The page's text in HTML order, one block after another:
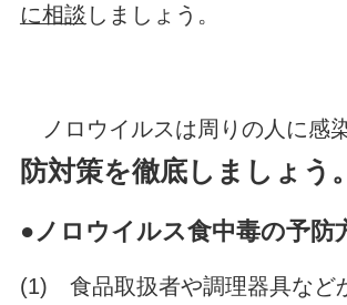
に相談 しましょう。
ノロウイルスは周りの人に感染
防対策を徹底しましょう。
●ノロウイルス食中毒の予防
(1) 食品取扱者や調理器具など